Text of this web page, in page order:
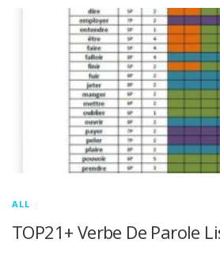
ALL
TOP21+ Verbe De Parole